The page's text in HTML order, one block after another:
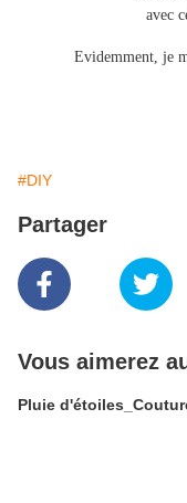
avec
Evidemment, je
#DIY
Partager
Vous aimerez
Pluie